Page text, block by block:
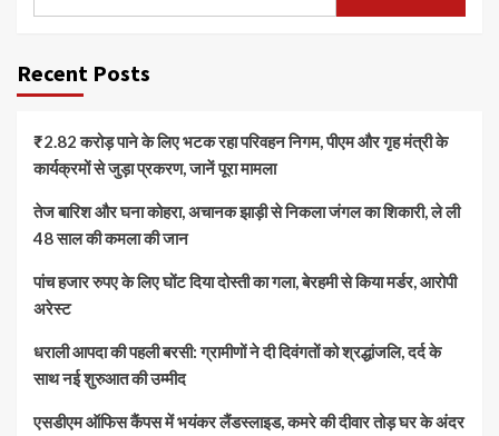
Recent Posts
₹2.82 करोड़ पाने के लिए भटक रहा परिवहन निगम, पीएम और गृह मंत्री के
कार्यक्रमों से जुड़ा प्रकरण, जानें पूरा मामला
तेज बारिश और घना कोहरा, अचानक झाड़ी से निकला जंगल का शिकारी, ले ली
48 साल की कमला की जान
पांच हजार रुपए के लिए घोंट दिया दोस्ती का गला, बेरहमी से किया मर्डर, आरोपी
अरेस्ट
धराली आपदा की पहली बरसी: ग्रामीणों ने दी दिवंगतों को श्रद्धांजलि, दर्द के
साथ नई शुरुआत की उम्मीद
एसडीएम ऑफिस कैंपस में भयंकर लैंडस्लाइड, कमरे की दीवार तोड़ घर के अंदर